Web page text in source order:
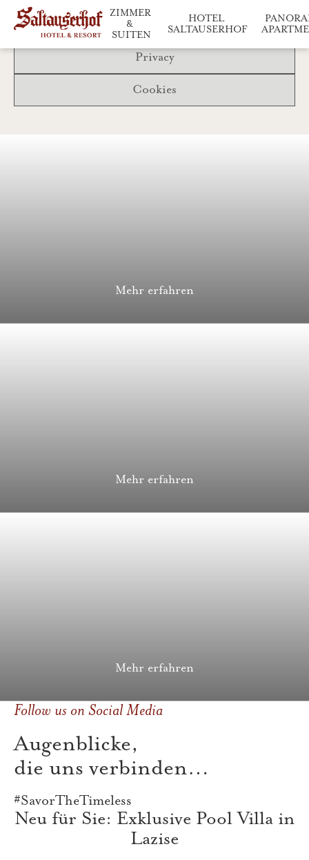
ZIMMER
&
SUITEN
HOTEL
SALTAUSERHOF
Privacy
Cookies
Mehr erfahren
Mehr erfahren
Mehr erfahren
Follow us on Social Media
Augenblicke,
die uns verbinden…
#SavorTheTimeless
Neu für Sie: Exklusive Pool Villa in
Lazise